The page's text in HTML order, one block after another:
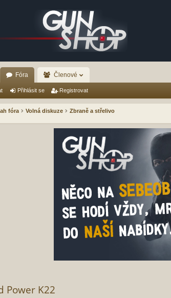
Fóra Členové
Přihlásit se Registrovat
fóra Volná diskuze Zbraně a střelivo
Power K22